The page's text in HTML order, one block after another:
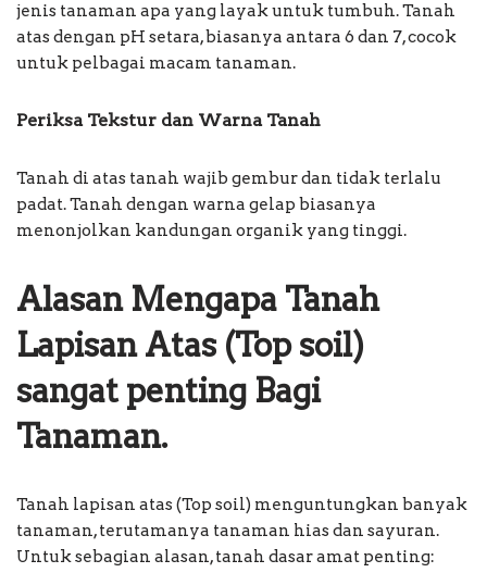
jenis tanaman apa yang layak untuk tumbuh. Tanah
atas dengan pH setara, biasanya antara 6 dan 7, cocok
untuk pelbagai macam tanaman.
Periksa Tekstur dan Warna Tanah
Tanah di atas tanah wajib gembur dan tidak terlalu
padat. Tanah dengan warna gelap biasanya
menonjolkan kandungan organik yang tinggi.
Alasan Mengapa Tanah
Lapisan Atas (Top soil)
sangat penting Bagi
Tanaman.
Tanah lapisan atas (Top soil) menguntungkan banyak
tanaman, terutamanya tanaman hias dan sayuran.
Untuk sebagian alasan, tanah dasar amat penting: